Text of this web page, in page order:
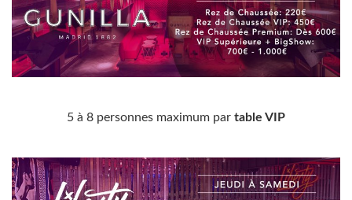
5 à 8 personnes maximum par table VIP